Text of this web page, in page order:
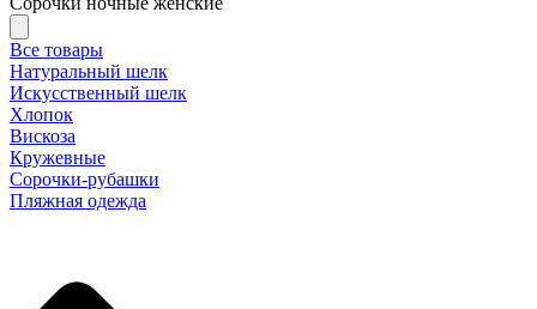
Все товары
Натуральный шелк
Искусственный шелк
Хлопок
Вискоза
Кружевные
Сорочки-рубашки
Пляжная одежда